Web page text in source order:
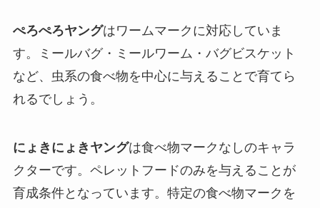
ぺろぺろヤングはワームマークに対応していま
す。ミールバグ・ミールワーム・バグビスケット
など、虫系の食べ物を中心に与えることで育てら
れるでしょう。
にょきにょきヤングは食べ物マークなしのキャラ
クターです。ペレットフードのみを与えることが
育成条件となっています。特定の食べ物マークを